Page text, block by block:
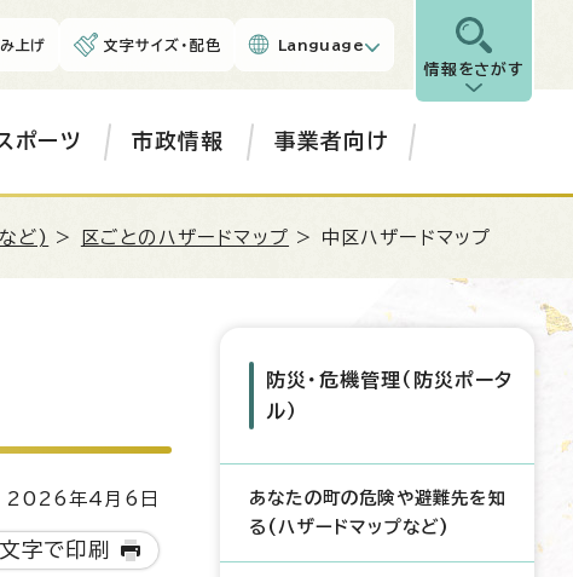
上げ 文字サイズ・配色 Language
情報をさがす
ポーツ 市政情報 事業者向け
ど) > 区ごとのハザードマップ > 中区ハザードマップ
年4月6日
字で印刷
防災・危機管理（防災ポータ
ル）
あなたの町の危険や避難先を知
る(ハザードマップなど)